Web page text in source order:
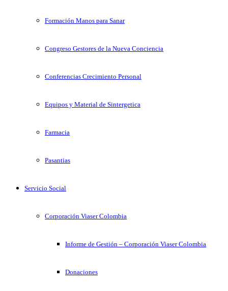
Formación Manos para Sanar
Congreso Gestores de la Nueva Conciencia
Conferencias Crecimiento Personal
Equipos y Material de Sintergetica
Farmacia
Pasantias
Servicio Social
Corporación Viaser Colombia
Informe de Gestión – Corporación Viaser Colombia
Donaciones